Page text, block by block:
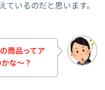
いるのだと思います。
商品ってア
な～？